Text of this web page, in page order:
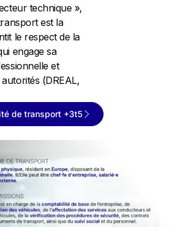
technique »,
est la
le respect de la
engage sa
et
(DREAL,
de transport +3t5